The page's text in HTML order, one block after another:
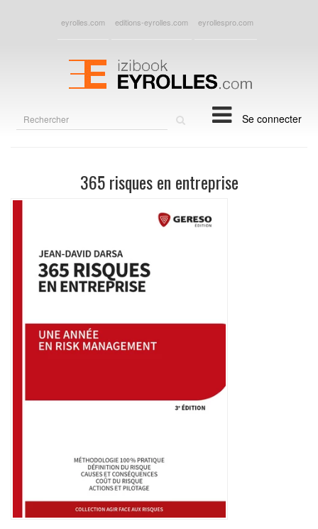
eyrolles.com editions-eyrolles.com eyrollespro.com
Se connecter
365 risques en entreprise